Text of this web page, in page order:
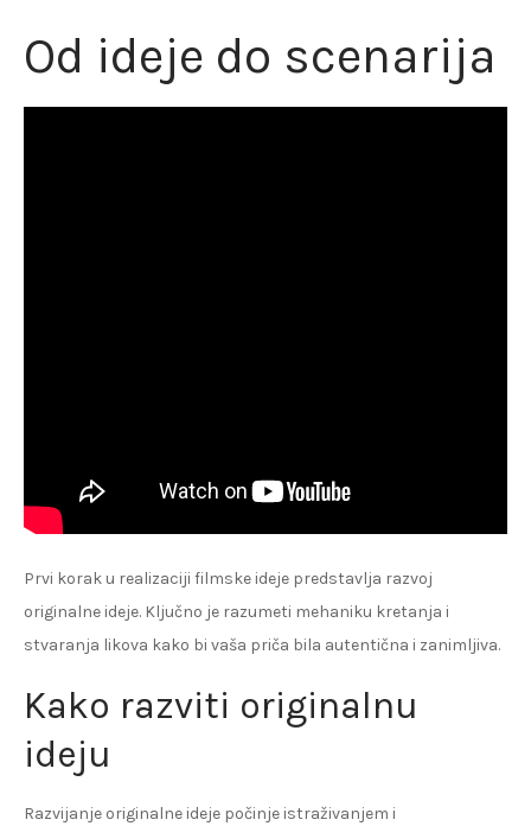
Od ideje do scenarija
Prvi korak u realizaciji filmske ideje predstavlja razvoj
originalne ideje. Ključno je razumeti mehaniku kretanja i
stvaranja likova kako bi vaša priča bila autentična i zanimljiva.
Kako razviti originalnu
ideju
Razvijanje originalne ideje počinje istraživanjem i